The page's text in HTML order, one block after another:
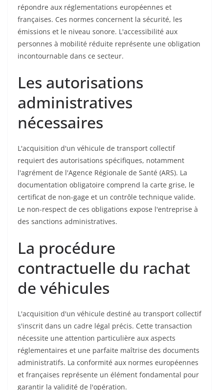
répondre aux réglementations européennes et
françaises. Ces normes concernent la sécurité, les
émissions et le niveau sonore. L'accessibilité aux
personnes à mobilité réduite représente une obligation
incontournable dans ce secteur.
Les autorisations
administratives
nécessaires
L'acquisition d'un véhicule de transport collectif
requiert des autorisations spécifiques, notamment
l'agrément de l'Agence Régionale de Santé (ARS). La
documentation obligatoire comprend la carte grise, le
certificat de non-gage et un contrôle technique valide.
Le non-respect de ces obligations expose l'entreprise à
des sanctions administratives.
La procédure
contractuelle du rachat
de véhicules
L'acquisition d'un véhicule destiné au transport collectif
s'inscrit dans un cadre légal précis. Cette transaction
nécessite une attention particulière aux aspects
réglementaires et une parfaite maîtrise des documents
administratifs. La conformité aux normes européennes
et françaises représente un élément fondamental pour
garantir la validité de l'opération.